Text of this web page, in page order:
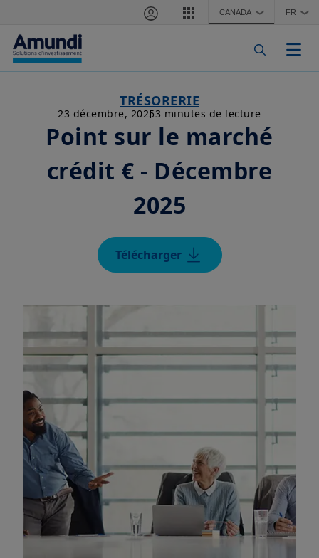
Aller au contenu principal CANADA ❯ FR ❯
TRÉSORERIE
23 décembre, 20253 minutes de lecture
Point sur le marché
crédit € - Décembre
2025
Télécharger